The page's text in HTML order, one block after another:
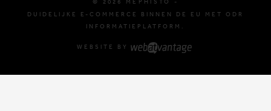
© 2026 MEPHISTO -
DUIDELIJKE E-COMMERCE BINNEN DE EU MET ODR
INFORMATIEPLATFORM.
WEBSITE BY